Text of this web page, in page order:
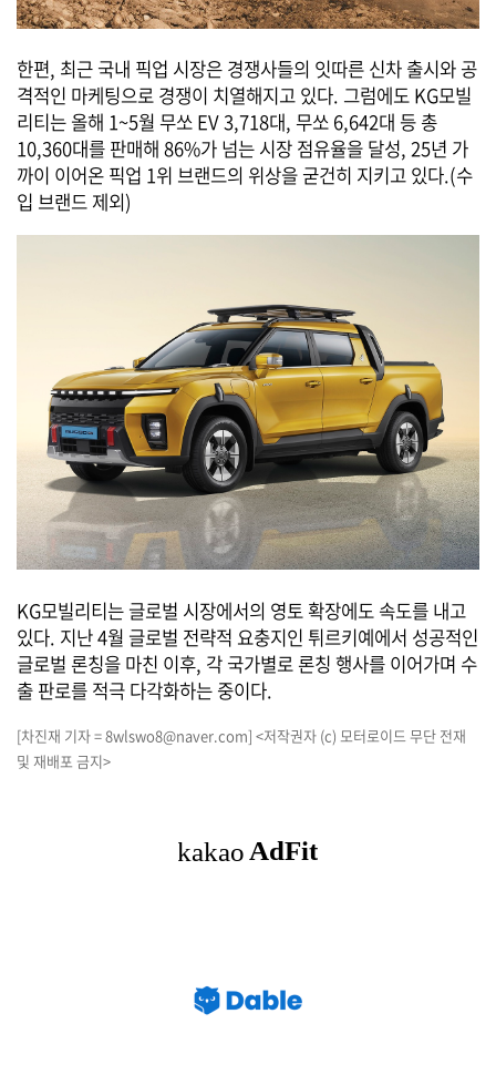
한편, 최근 국내 픽업 시장은 경쟁사들의 잇따른 신차 출시와 공
격적인 마케팅으로 경쟁이 치열해지고 있다. 그럼에도 KG모빌
리티는 올해 1~5월 무쏘 EV 3,718대, 무쏘 6,642대 등 총
10,360대를 판매해 86%가 넘는 시장 점유율을 달성, 25년 가
까이 이어온 픽업 1위 브랜드의 위상을 굳건히 지키고 있다.(수
입 브랜드 제외)
KG모빌리티는 글로벌 시장에서의 영토 확장에도 속도를 내고
있다. 지난 4월 글로벌 전략적 요충지인 튀르키예에서 성공적인
글로벌 론칭을 마친 이후, 각 국가별로 론칭 행사를 이어가며 수
출 판로를 적극 다각화하는 중이다.
[차진재 기자 = 8wlswo8@naver.com] <저작권자 (c) 모터로이드 무단 전재
및 재배포 금지>